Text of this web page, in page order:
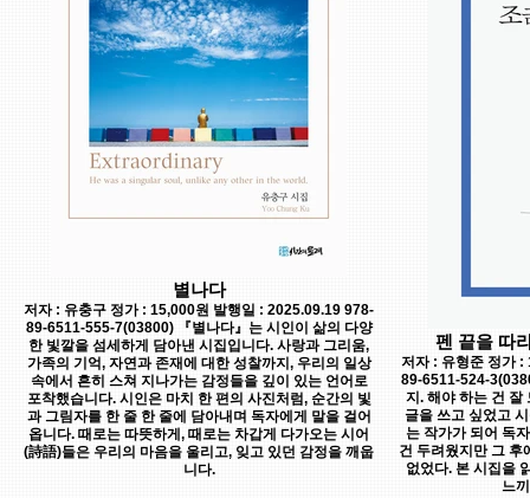
별나다
저자 : 유충구 정가 : 15,000원 발행일 : 2025.09.19 978-
89-6511-555-7(03800) 『별나다』는 시인이 삶의 다양
한 빛깔을 섬세하게 담아낸 시집입니다. 사랑과 그리움,
가족의 기억, 자연과 존재에 대한 성찰까지, 우리의 일상
속에서 흔히 스쳐 지나가는 감정들을 깊이 있는 언어로
포착했습니다. 시인은 마치 한 편의 사진처럼, 순간의 빛
과 그림자를 한 줄 한 줄에 담아내며 독자에게 말을 걸어
옵니다. 때로는 따뜻하게, 때로는 차갑게 다가오는 시어
(詩語)들은 우리의 마음을 울리고, 잊고 있던 감정을 깨웁
니다.
펜 끝을 따
저자 : 유형준 정가
89-6511-524-
지. 해야 하는 건 잘
글을 쓰고 싶었고
는 작가가 되어 독
건 두려웠지만 그 후
없었다. 본 시집을
느